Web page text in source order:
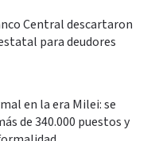
Central descartaron
para deudores
en la era Milei: se
de 340.000 puestos y